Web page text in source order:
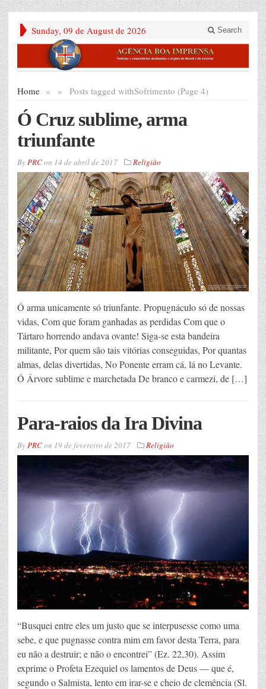
Sunday, 09 de August de 2026 Search
Home » Posts tagged with
» Sofrimento (Page 4)
Ó Cruz sublime, arma
triunfante
ByPRCon 14 de abril de 2017 Religião
Ó arma unicamente só triunfante. Propugnáculo só de nossas
vidas, Com que foram ganhadas as perdidas Com que o
Tártaro horrendo andava ovante! Siga-se esta bandeira
militante, Por quem são tais vitórias conseguidas, Por quantas
almas, delas divertidas, No Ponente erram cá, lá no Levante.
Ó Árvore sublime e marchetada De branco e carmezi, de […]
Para-raios da Ira Divina
ByPRCon 19 de fevereiro de 2017 Religião
“Busquei entre eles um justo que se interpusesse como uma
sebe, e que pugnasse contra mim em favor desta Terra, para
eu não a destruir; e não o encontrei” (Ez. 22,30). Assim
exprime o Profeta Ezequiel os lamentos de Deus — que é,
segundo o Salmista, lento em irar-se e cheio de clemência (Sl.